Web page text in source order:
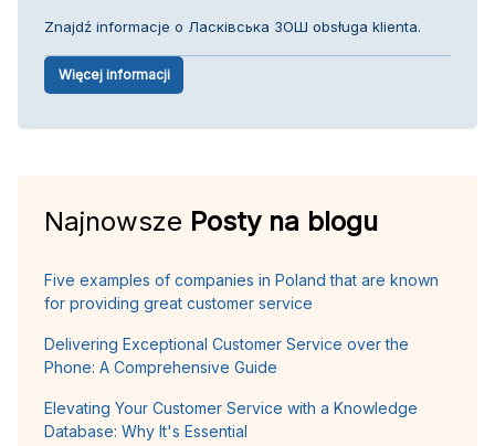
Znajdź informacje o Ласківська ЗОШ obsługa klienta.
Więcej informacji
Najnowsze Posty na blogu
Five examples of companies in Poland that are known
for providing great customer service
Delivering Exceptional Customer Service over the
Phone: A Comprehensive Guide
Elevating Your Customer Service with a Knowledge
Database: Why It's Essential